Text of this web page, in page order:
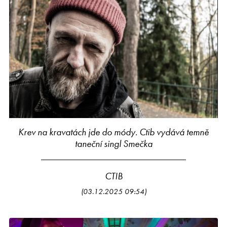
Krev na kravatách jde do módy. Ctib vydává temně
taneční singl Smečka
CTIB
(03.12.2025 09:54)